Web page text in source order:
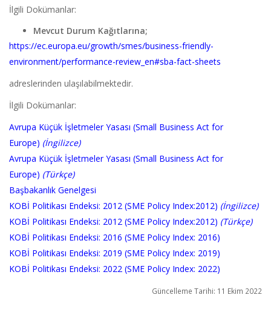
İlgili Dokümanlar:
Mevcut Durum Kağıtlarına;
https://ec.europa.eu/growth/smes/business-friendly-
environment/performance-review_en#sba-fact-sheets
adreslerinden ulaşılabilmektedir.
İlgili Dokümanlar:
Avrupa Küçük İşletmeler Yasası (Small Business Act for
Europe) (İngilizce)
Avrupa Küçük İşletmeler Yasası (Small Business Act for
Europe) (Türkçe)
Başbakanlık Genelgesi
KOBİ Politikası Endeksi: 2012 (SME Policy Index:2012) (İngilizce)
KOBİ Politikası Endeksi: 2012 (SME Policy Index:2012) (Türkçe)
KOBİ Politikası Endeksi: 2016 (SME Policy Index: 2016)
KOBİ Politikası Endeksi: 2019 (SME Policy Index: 2019)
KOBİ Politikası Endeksi: 2022 (SME Policy Index: 2022)
Güncelleme Tarihi: 11 Ekim 2022